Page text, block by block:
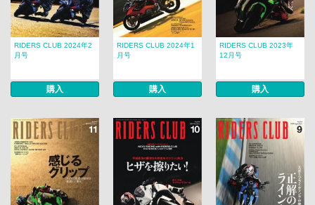
RIDERS CLUB 2024年2
月号
購入
RIDERS CLUB 2024年1
月号
購入
RIDERS CLUB 2023年
12月号
購入